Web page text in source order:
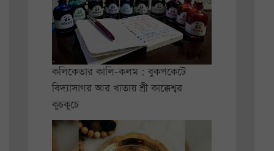
কলিকেতার কালি-কলম : বুকপকেটে
বিদ্যাসাগর আর খাতায় শ্রী কাক্কেশ্বর
কুচকুচে